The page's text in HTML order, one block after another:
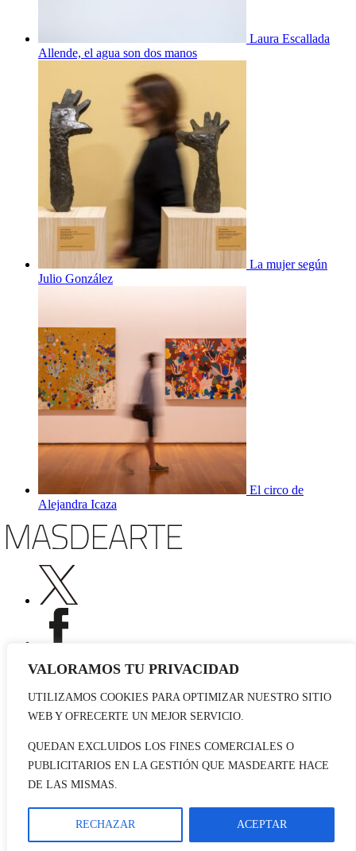
VALORAMOS TU PRIVACIDAD
UTILIZAMOS COOKIES PARA OPTIMIZAR NUESTRO SITIO
WEB Y OFRECERTE UN MEJOR SERVICIO.
QUEDAN EXCLUIDOS LOS FINES COMERCIALES O
PUBLICITARIOS EN LA GESTIÓN QUE MASDEARTE HACE
DE LAS MISMAS.
RECHAZAR ACEPTAR
Laura Escallada
Allende, el agua son dos manos
La mujer según
Julio González
El circo de
Alejandra Icaza
Publicidad
Contacto
© 2026 masdearte. Información de exposiciones, museos y artistas
Política de cookies
Política de Privacidad
Datos sociales